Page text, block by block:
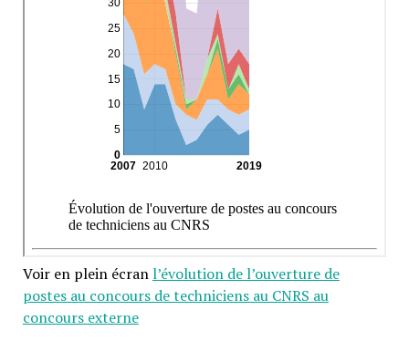
Voir en plein écranl’évolution de l’ouverture de
postes au concours de techniciens au CNRS au
concours externe